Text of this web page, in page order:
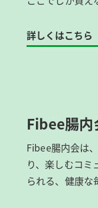
詳しくはこちら
Fibee腸内
Fibee腸内会は
り、楽しむコミ
られる、健康な